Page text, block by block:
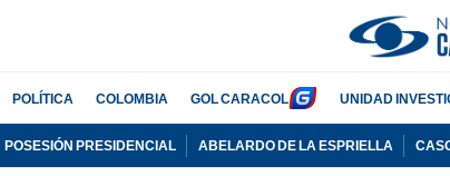
POLÍTICA COLOMBIA GOL CARACOL UNIDAD
POSESIÓN PRESIDENCIAL ABELARDO DE LA ESPRIELLA